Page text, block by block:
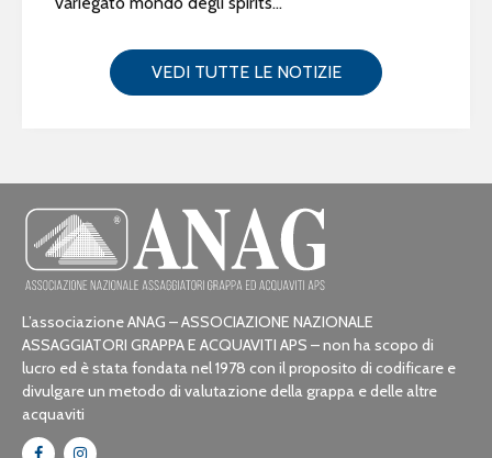
VEDI TUTTE LE NOTIZIE
L’associazione ANAG – ASSOCIAZIONE NAZIONALE
ASSAGGIATORI GRAPPA E ACQUAVITI APS – non ha scopo di
lucro ed è stata fondata nel 1978 con il proposito di codificare e
divulgare un metodo di valutazione della grappa e delle altre
acquaviti